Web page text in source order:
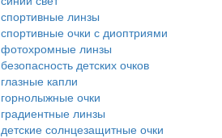
спортивные линзы
спортивные очки с диоптриями
фотохромные линзы
безопасность детских очков
глазные капли
горнолыжные очки
градиентные линзы
детские солнцезащитные очки